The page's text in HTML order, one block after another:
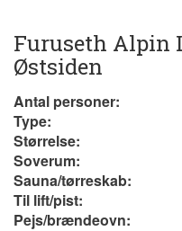
Furuseth Alpin
Østsiden
Antal personer:
Type:
Størrelse:
Soverum:
Sauna/tørreskab:
Til lift/pist:
Pejs/brændeovn: